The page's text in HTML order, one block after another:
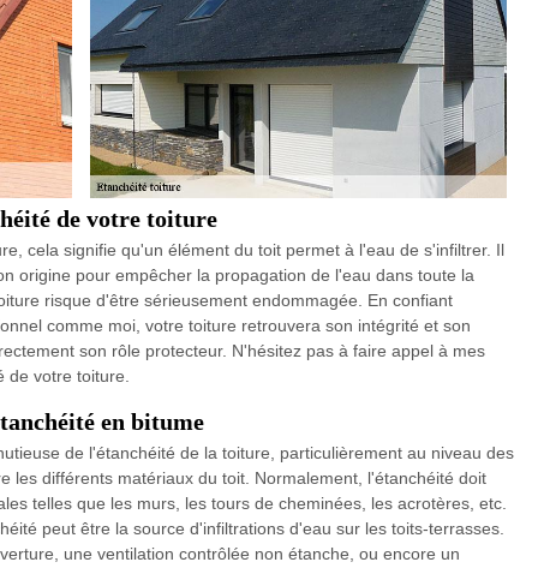
de votre toiture
cela signifie qu'un élément du toit permet à l'eau de s'infiltrer. Il
origine pour empêcher la propagation de l'eau dans toute la
risque d'être sérieusement endommagée. En confiant
comme moi, votre toiture retrouvera son intégrité et son
son rôle protecteur. N'hésitez pas à faire appel à mes
de votre toiture.
en bitume
de l'étanchéité de la toiture, particulièrement au niveau des
les différents matériaux du toit. Normalement, l'étanchéité doit
telles que les murs, les tours de cheminées, les acrotères, etc.
peut être la source d'infiltrations d'eau sur les toits-terrasses.
une ventilation contrôlée non étanche, ou encore un